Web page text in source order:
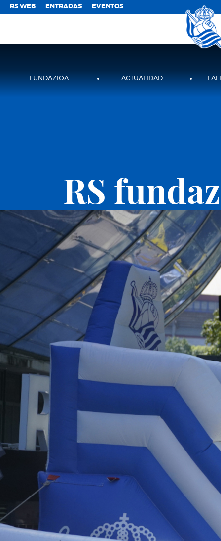
RS WEB ENTRADAS EVENTOS
FUNDAZIOA ACTUALIDAD
RS